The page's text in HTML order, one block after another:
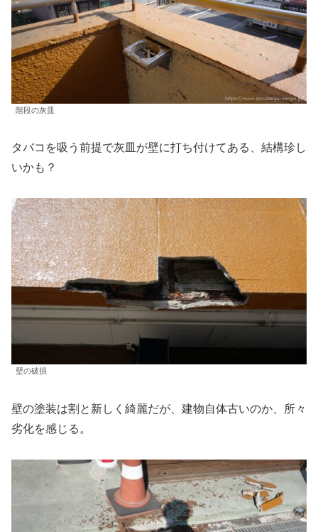
階段の灰皿
タバコを吸う前提で灰皿が壁に打ち付けてある、結構珍し
いかも？
壁の破損
壁の塗装は割と新しく綺麗だが、建物自体古いのか、所々
劣化を感じる。